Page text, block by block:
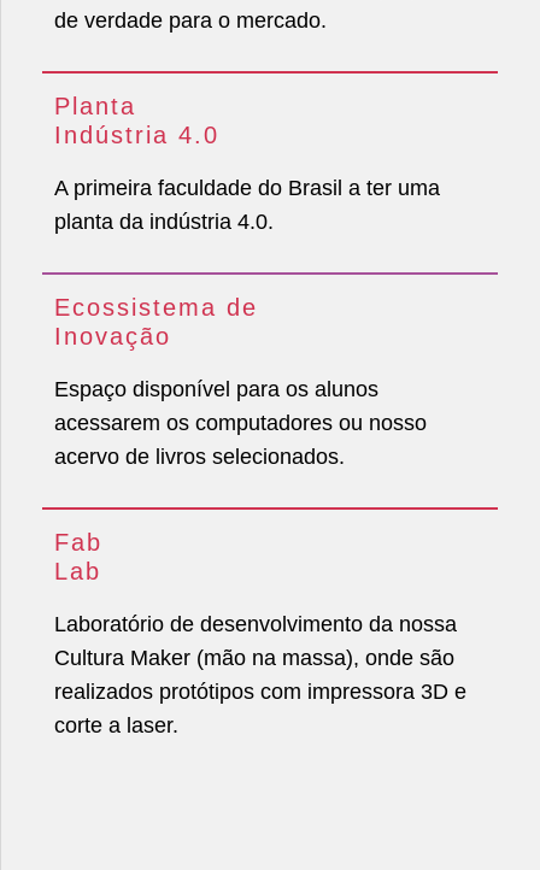
de verdade para o mercado.
Planta
Indústria 4.0
A primeira faculdade do Brasil a ter uma
planta da indústria 4.0.
Ecossistema de
Inovação
Espaço disponível para os alunos
acessarem os computadores ou nosso
acervo de livros selecionados.
Fab
Lab
Laboratório de desenvolvimento da nossa
Cultura Maker (mão na massa), onde são
realizados protótipos com impressora 3D e
corte a laser.